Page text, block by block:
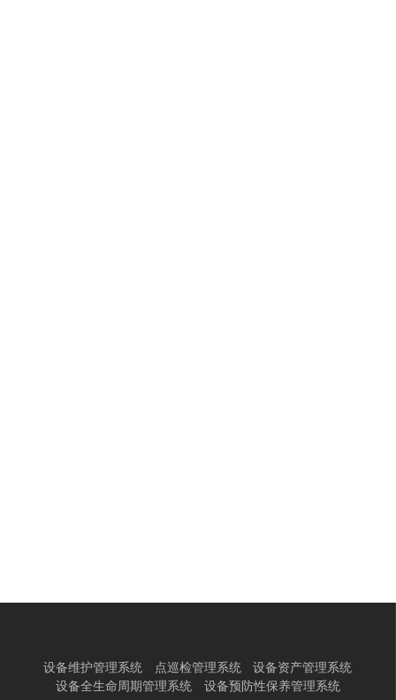
设备维护管理系统 点巡检管理系统
设备资产管理系统
设备全生命周期管理系统
设备预防性保养管理系统